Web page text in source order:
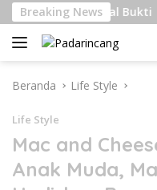
Langsung
ke
konten
Breaking News
Internasional Bukti
Beranda Life Style
Life Style
Mac and
Anak Muda,